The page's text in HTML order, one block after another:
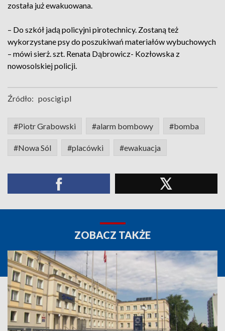
została już ewakuowana.
– Do szkół jadą policyjni pirotechnicy. Zostaną też
wykorzystane psy do poszukiwań materiałów wybuchowych
– mówi sierż. szt. Renata Dąbrowicz- Kozłowska z
nowosolskiej policji.
Źródło: poscigi.pl
#Piotr Grabowski #alarm bombowy #bomba
#Nowa Sól #placówki #ewakuacja
ZOBACZ TAKŻE